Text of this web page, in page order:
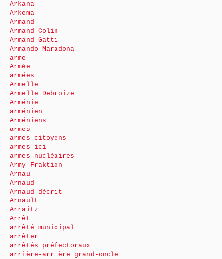
Arkana
Arkema
Armand
Armand Colin
Armand Gatti
Armando Maradona
arme
Armée
armées
Armelle
Armelle Debroize
Arménie
arménien
Arméniens
armes
armes citoyens
armes ici
armes nucléaires
Army Fraktion
Arnau
Arnaud
Arnaud décrit
Arnault
Arraitz
Arrêt
arrêté municipal
arrêter
arrêtés préfectoraux
arrière-arrière grand-oncle